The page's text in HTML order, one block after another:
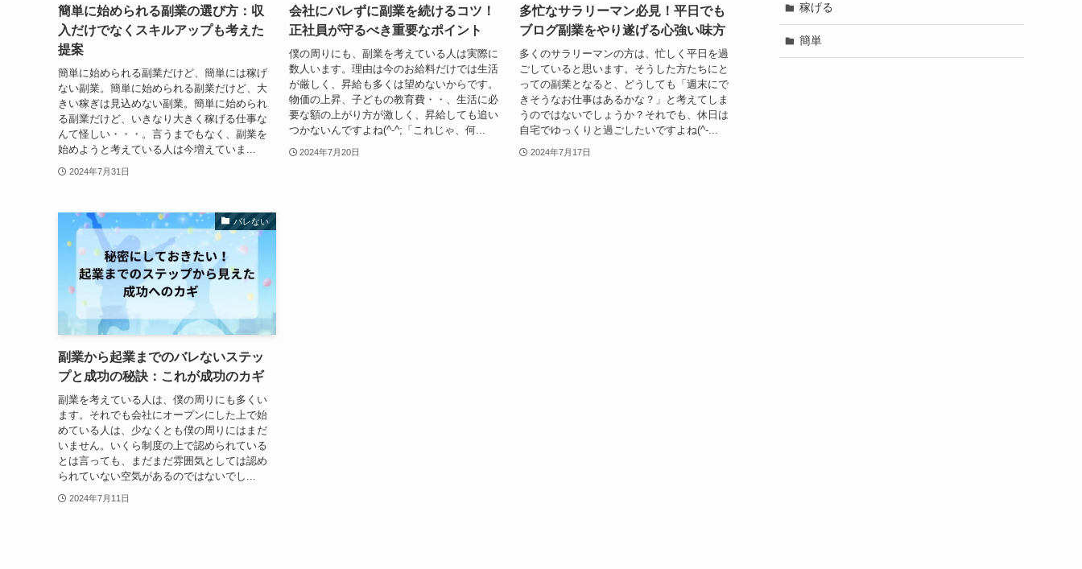
簡単に始められる副業の選び方：収
入だけでなくスキルアップも考えた
提案
簡単に始められる副業だけど、簡単には稼げ
ない副業。簡単に始められる副業だけど、大
きい稼ぎは見込めない副業。簡単に始められ
る副業だけど、いきなり大きく稼げる仕事な
んて怪しい・・・。言うまでもなく、副業を
始めようと考えている人は今増えていま...
2024年7月31日
会社にバレずに副業を続けるコツ！
正社員が守るべき重要なポイント
僕の周りにも、副業を考えている人は実際に
数人います。理由は今のお給料だけでは生活
が厳しく、昇給も多くは望めないからです。
物価の上昇、子どもの教育費・・、生活に必
要な額の上がり方が激しく、昇給しても追い
つかないんですよね(^-^;「これじゃ、何...
2024年7月20日
多忙なサラリーマン必見！平日でも
ブログ副業をやり遂げる心強い味方
多くのサラリーマンの方は、忙しく平日を過
ごしていると思います。そうした方たちにと
っての副業となると、どうしても「週末にで
きそうなお仕事はあるかな？」と考えてしま
うのではないでしょうか？それでも、休日は
自宅でゆっくりと過ごしたいですよね(^-...
2024年7月17日
バレない
副業から起業までのバレないステッ
プと成功の秘訣：これが成功のカギ
副業を考えている人は、僕の周りにも多くい
ます。それでも会社にオープンにした上で始
めている人は、少なくとも僕の周りにはまだ
いません。いくら制度の上で認められている
とは言っても、まだまだ雰囲気としては認め
られていない空気があるのではないでし...
2024年7月11日
稼げる
簡単